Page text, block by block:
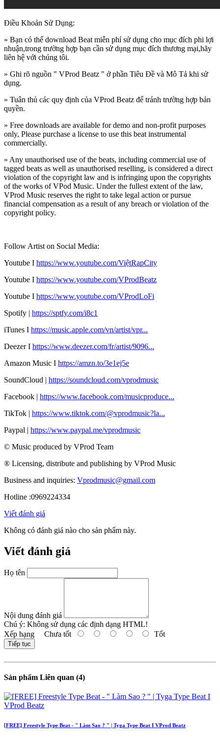
Điều Khoản Sử Dụng:
» Bạn có thể download Beat miễn phí sử dụng cho mục đích phi lợi
nhuận,trong trường hợp bạn cần sử dụng mục đích thương mại,hãy
liên hệ với chúng tôi.
» Ghi rõ nguồn " VProd Beatz " ở phần Tiêu Đề và Mô Tả khi sử
dụng.
» Tuân thủ các quy định của VProd Beatz để tránh trường hợp bản
quyền.
» Free downloads are available for demo and non-profit purposes
only, Please purchase a license to use this beat instrumental
commercially.
» Any unauthorised use of the beats, including commercial use of
tagged beats as well as unauthorised reselling, is considered a direct
violation of the copyright law and is infringing upon the copyrights
of the works of VPod Music. Under the fullest extent of the law,
VProd Music reserves the right to take legal action or pursue
financial compensation as a result of any breach or violation of the
copyright policy.
Follow Artist on Social Media:
Youtube I https://www.youtube.com/ViệtRapCity
Youtube I https://www.youtube.com/VProdBeatz
Youtube I https://www.youtube.com/VProdLoFi
Spotify | https://sptfy.com/i8c1
iTunes I https://music.apple.com/vn/artist/vpr...
Deezer I https://www.deezer.com/fr/artist/9096...
Amazon Music I https://amzn.to/3e1ej5e​
SoundCloud | https://soundcloud.com/vprodmusic
Facebook | https://www.facebook.com/musicproduce...
TikTok | https://www.tiktok.com/@vprodmusic?la...
Paypal | https://www.paypal.me/vprodmusic
© Music produced by VProd Team
® Licensing, distribute and publishing by VProd Music
Business and inquiries: Vprodmusic@gmail.com
Hotline :0969224334
Viết đánh giá
Không có đánh giá nào cho sản phẩm này.
Viết đánh giá
Họ tên
Nội dung đánh giá
Chú ý: Không sử dụng các định dạng HTML!
Xếp hạng Chưa tốt Tốt
Tiếp tục
Sản phẩm Liên quan (4)
[FREE] Freestyle Type Beat - " Làm Sao ? " | Tyga Type Beat I VProd Beatz